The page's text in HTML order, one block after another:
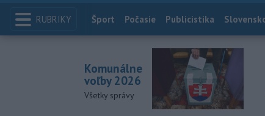
RUBRIKY Index
Šport Počasie Publicistika
Komunálne
voľby 2026
Všetky správy